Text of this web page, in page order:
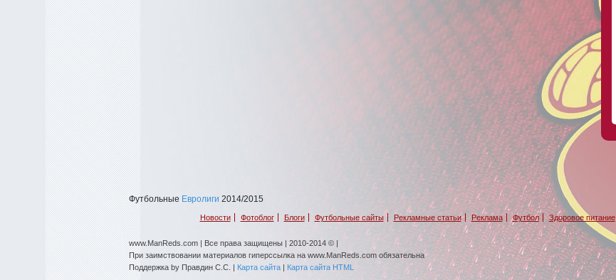
Футбольные Евролиги 2014/2015
Новости Фотоблог Блоги Футбольные сайты Рекламные статьи Реклама Футбол Здоровое питание
www.ManReds.com | Все права защищены | 2010-2014 © |
При заимствовании материалов гиперссылка на www.ManReds.com обязательна
Поддержка by Правдин С.С. | Карта сайта| Карта сайта HTML